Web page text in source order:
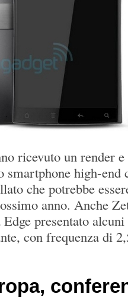
ricevuto un render
smartphone high-
che potrebbe
anno. Anche
presentato
con frequenza di